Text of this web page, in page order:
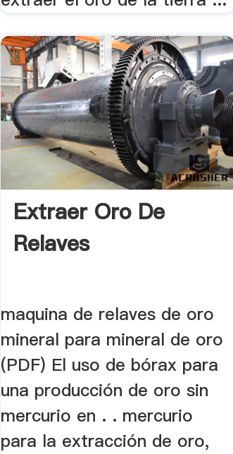
Extraer Oro De
Relaves
maquina de relaves de oro
mineral para mineral de oro
(PDF) El uso de bórax para
una producción de oro sin
mercurio en . . mercurio
para la extracción de oro,